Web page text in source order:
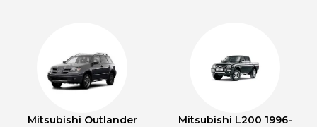
Mitsubishi Outlander
Mitsubishi L200 1996-